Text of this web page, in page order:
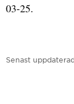
03-25.
Senast